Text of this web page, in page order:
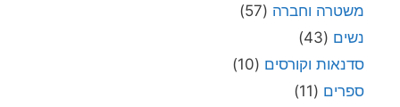
משטרה וחברה (57)
נשים (43)
סדנאות וקורסים (10)
ספרים (11)